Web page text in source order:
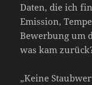
Daten, die ich
Emission,
Bewerbung um
was kam
„Keine